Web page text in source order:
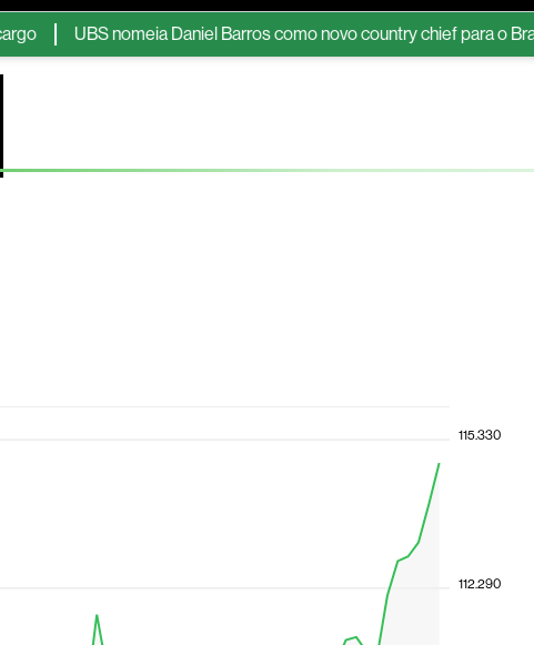
ESG Soluções de publicidade Bloomberg Línea
UBS nomeia Daniel Barros como novo country chief para o Brasil
112.290
115.330